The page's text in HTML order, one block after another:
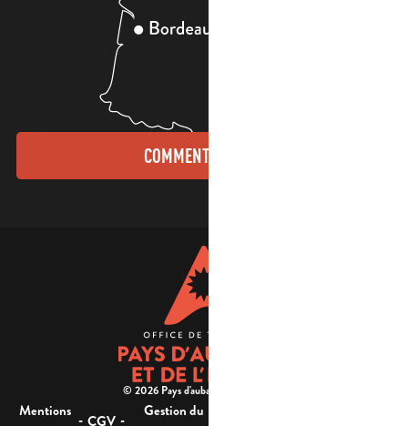
COMMENT VENIR ?
© 2026 Pays d'aubagne et de l'étoile -
Mentions - CGV -
Gestion du